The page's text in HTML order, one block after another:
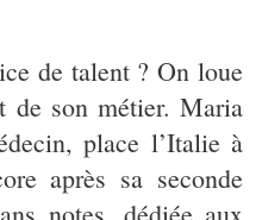
de talent ? On loue
de son métier. Maria
place l’Italie à
après sa seconde